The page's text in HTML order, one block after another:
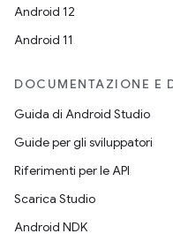
Android 12
Android 11
DOCUMENTAZIONE E
Guida di Android Studio
Guide per gli sviluppatori
Riferimenti per le API
Scarica Studio
Android NDK